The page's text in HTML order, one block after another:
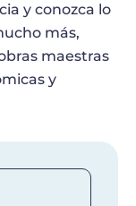
y conozca lo
más,
maestras
y